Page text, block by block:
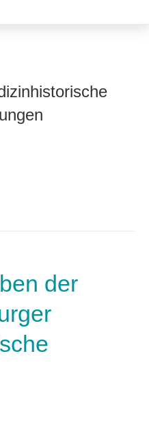
der